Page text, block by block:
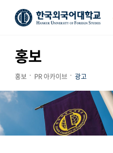
홍보
홍보 PR 아카이브 광고